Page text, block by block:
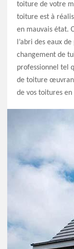
toiture de votre
toiture est à
en mauvais état.
l’abri des eaux
changement de
professionnel tel
de toiture
de vos toitures en